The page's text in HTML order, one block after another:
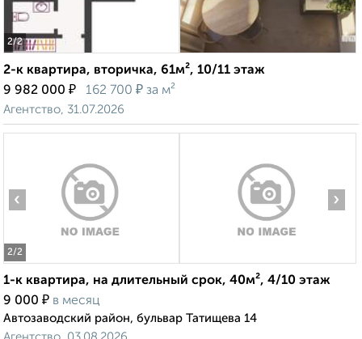
2/2
2-к квартира, вторичка, 61м², 10/11 этаж
9 982 000 ₽ 162 700 ₽ за м²
Агентство, 31.07.2026
2/2
‹ ›
1-к квартира, на длительный срок, 40м², 4/10 этаж
9 000 ₽ в месяц
Автозаводский район, бульвар Татищева 14